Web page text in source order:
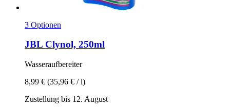
3 Optionen
JBL Clynol, 250ml
Wasseraufbereiter
8,99 € (35,96 € / l)
Zustellung bis 12. August